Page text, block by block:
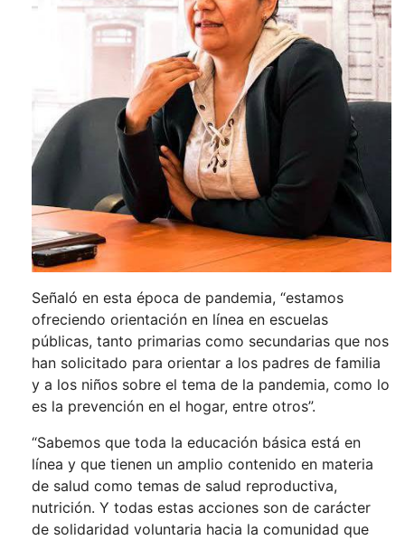
Señaló en esta época de pandemia, “estamos
ofreciendo orientación en línea en escuelas
públicas, tanto primarias como secundarias que nos
han solicitado para orientar a los padres de familia
y a los niños sobre el tema de la pandemia, como lo
es la prevención en el hogar, entre otros”.
“Sabemos que toda la educación básica está en
línea y que tienen un amplio contenido en materia
de salud como temas de salud reproductiva,
nutrición. Y todas estas acciones son de carácter
de solidaridad voluntaria hacia la comunidad que